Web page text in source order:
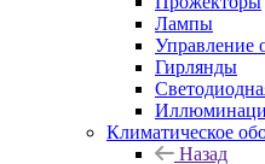
Лампы
Управление
Гирлянды
Климатическое
Назад